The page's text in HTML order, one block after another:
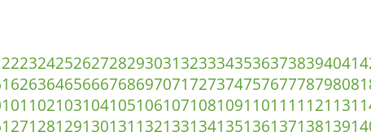
2223242526272829303132333435363738394041
6263646566676869707172737475767778798081
101 102103104105106107108109110111 112113
127128129130131 132133134135136137138139